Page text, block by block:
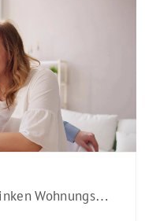
Pendeln lohnt sich: So stark sinken Wohnungspreise im Umland